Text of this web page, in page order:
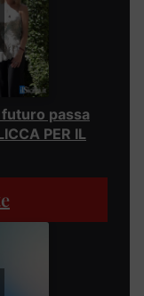
futuro passa
PER IL